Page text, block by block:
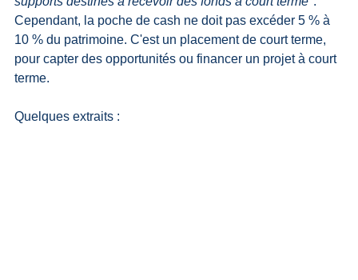
Cependant, la poche de cash ne doit pas excéder 5 % à
10 % du patrimoine. C'est un placement de court terme,
pour capter des opportunités ou financer un projet à court
terme.
Quelques extraits :